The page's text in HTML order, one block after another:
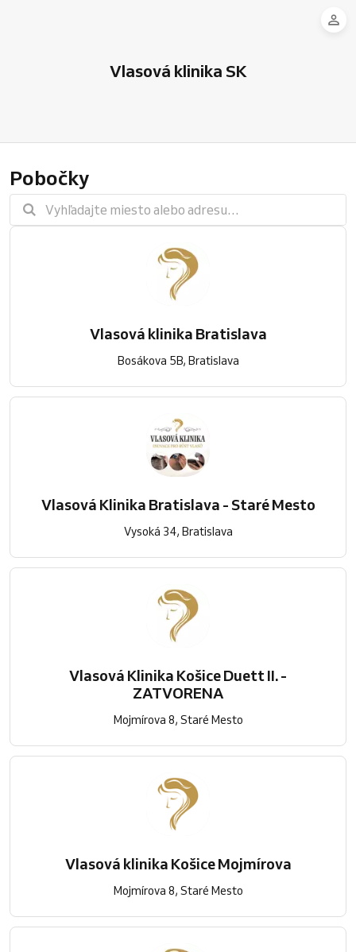
Vlasová klinika SK
Pobočky
Vlasová klinika Bratislava
Bosákova 5B, Bratislava
Vlasová Klinika Bratislava - Staré Mesto
Vysoká 34, Bratislava
Vlasová Klinika Košice Duett II. -
ZATVORENA
Mojmírova 8, Staré Mesto
Vlasová klinika Košice Mojmírova
Mojmírova 8, Staré Mesto